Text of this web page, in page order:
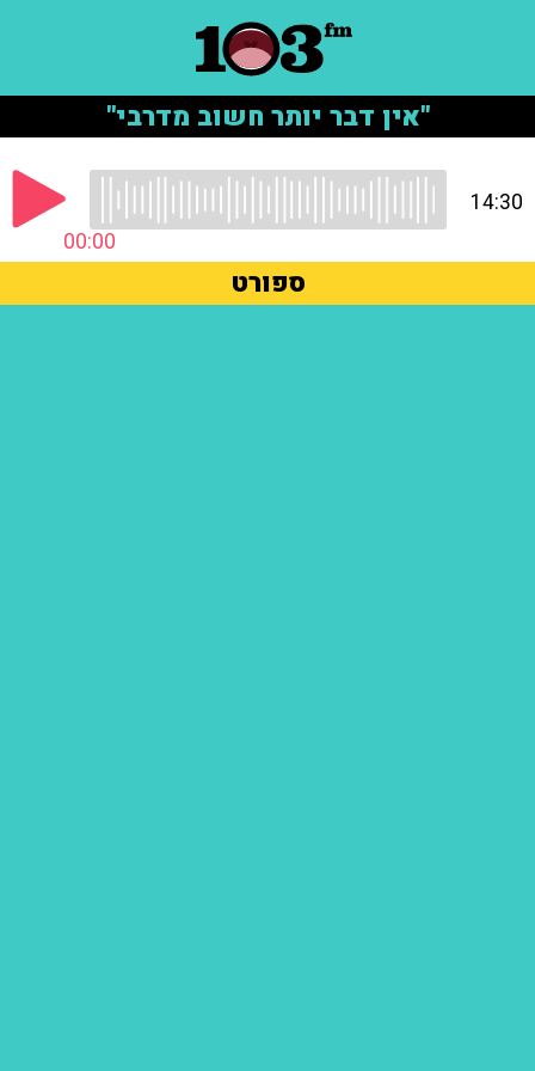
"אין דבר יותר חשוב מדרבי"
00:00
14:30
ספורט